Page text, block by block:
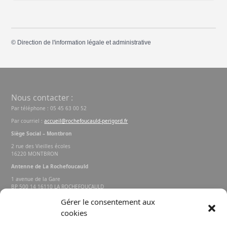
Gérer le consentement aux
cookies
© Direction de l'information légale et administrative
Nous contacter :
Par téléphone : 05 45 63 00 52
Par courriel :accueil@rochefoucauld-perigord.fr
Siège Social – Montbron
2 rue des Vieilles écoles
16220 MONTBRON
Antenne de La Rochefoucauld
1 avenue de la Gare
BP 500 14 16110 LA ROCHEFOUCAULD